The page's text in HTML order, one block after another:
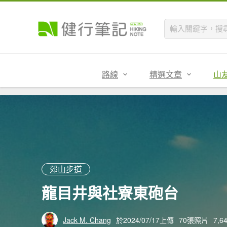
路線 精選文章 山
郊山步道
龍目井與社寮東砲台
Jack M. Chang 於2024/07/17上傳 70張照片